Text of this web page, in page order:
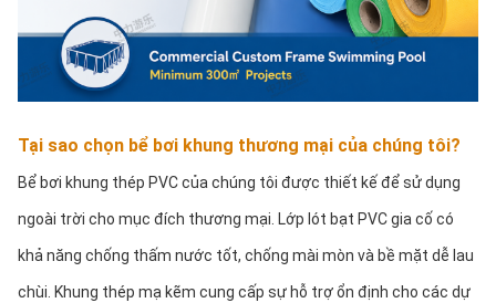
Tại sao chọn bể bơi khung thương mại của chúng tôi?
Bể bơi khung thép PVC của chúng tôi được thiết kế để sử dụng
ngoài trời cho mục đích thương mại. Lớp lót bạt PVC gia cố có
khả năng chống thấm nước tốt, chống mài mòn và bề mặt dễ lau
chùi. Khung thép mạ kẽm cung cấp sự hỗ trợ ổn định cho các dự